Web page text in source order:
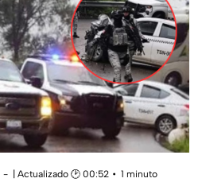
| Actualizado 🕑 00:52
1 minuto